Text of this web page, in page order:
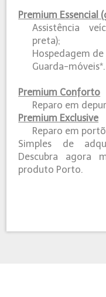
Premium Essencial
Assistência
preta);
Hospedagem
Guarda-móveis*.
Premium Conforto
Reparo em
Premium Exclusive
Reparo em
Simples de
Descubra agora
produto Porto.